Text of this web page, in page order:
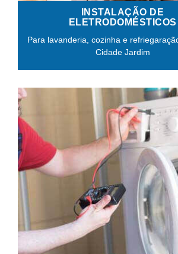
INSTALAÇÃO DE
ELETRODOMÉSTICOS
Para lavanderia, cozinha e
Cidade Jardim